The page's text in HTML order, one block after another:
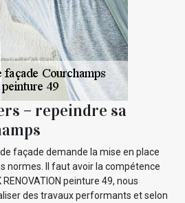
– repeindre sa
façade demande la mise en place
normes. Il faut avoir la compétence
peinture 49, nous
des travaux performants et selon